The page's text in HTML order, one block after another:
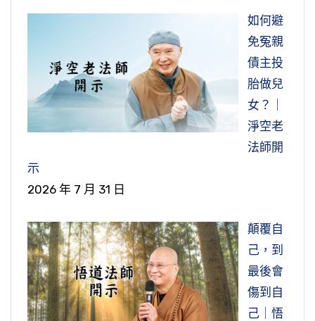
如何避
免冤親
債主投
胎做兒
女？｜
淨空老
法師開
示
2026 年 7 月 31 日
顛覆自
己，到
最後會
傷到自
己｜悟